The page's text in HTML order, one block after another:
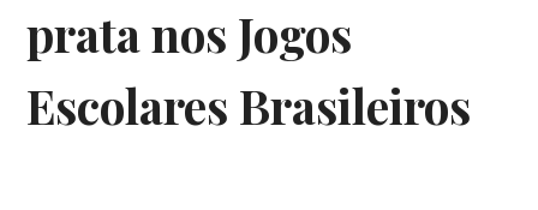
prata nos Jogos
Escolares Brasileiros